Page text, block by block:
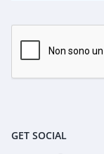
GET SOCIAL